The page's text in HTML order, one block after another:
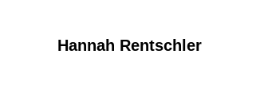
Hannah Rentschler